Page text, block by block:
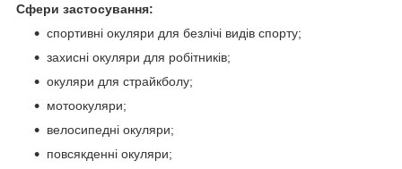
Сфери застосування:
спортивні окуляри для безлічі видів спорту;
захисні окуляри для робітників;
окуляри для страйкболу;
мотоокуляри;
велосипедні окуляри;
повсякденні окуляри;